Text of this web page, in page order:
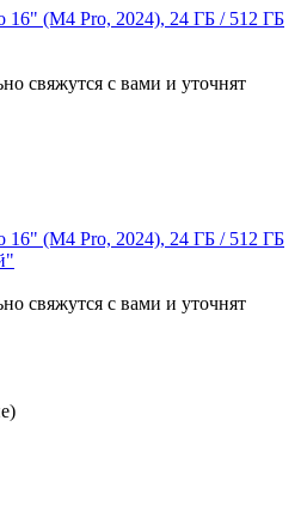
16" (M4 Pro, 2024), 24 ГБ / 512 ГБ
свяжутся с вами и уточнят
16" (M4 Pro, 2024), 24 ГБ / 512 ГБ
свяжутся с вами и уточнят